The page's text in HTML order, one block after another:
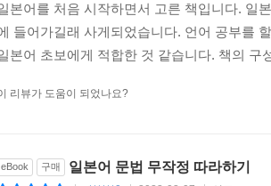
] 실력 다지기
에서 배운 내용을 제대로 익혔는지 확인해
는지 확인해 보세요. 단어와 해석을 아래에
본어를 처음 시작하면서 고른 책입니다. 일
들어가길래 사게되었습니다. 언어 공부를
본어 초보에게 적합한 것 같습니다. 책의
리뷰가 도움이 되었나요?
eBook 구매 일본어 문법 무작정 따라하기